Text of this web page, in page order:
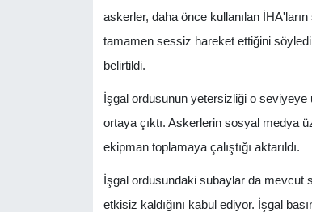
askerler, daha önce kullanılan
tamamen sessiz hareket ettiğini
belirtildi.
İşgal ordusunun yetersizliği o seviyeye
ortaya çıktı. Askerlerin sosyal medya
ekipman toplamaya çalıştığı aktarıldı.
İşgal ordusundaki subaylar da mevcut
etkisiz kaldığını kabul ediyor. İşgal